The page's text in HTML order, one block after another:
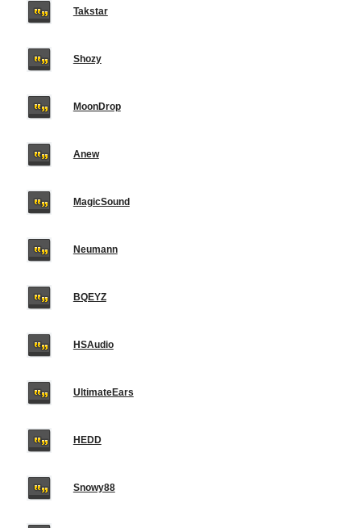
Takstar
Shozy
MoonDrop
Anew
MagicSound
Neumann
BQEYZ
HSAudio
UltimateEars
HEDD
Snowy88